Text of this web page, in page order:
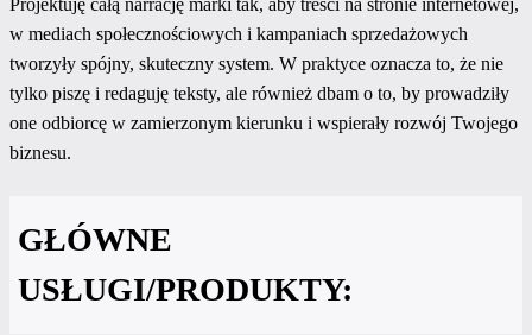
Projektuję całą narrację marki tak, aby treści na stronie internetowej,
w mediach społecznościowych i kampaniach sprzedażowych
tworzyły spójny, skuteczny system. W praktyce oznacza to, że nie
tylko piszę i redaguję teksty, ale również dbam o to, by prowadziły
one odbiorcę w zamierzonym kierunku i wspierały rozwój Twojego
biznesu.
GŁÓWNE
USŁUGI/PRODUKTY: